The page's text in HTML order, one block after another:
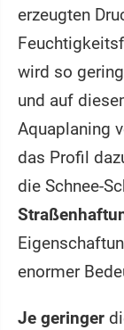
erzeugten
wird so
und auf
Aquaplaning
das Profil
die Schnee-
enormer
Je geringer